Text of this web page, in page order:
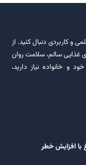
و کاربردی دنبال کنید. از
غذایی سالم، سلامت روان
و خانواده نیاز دارید،
با افزایش خطر